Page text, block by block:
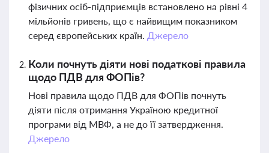
фізичних осіб-підприємців встановлено на рівні 4
мільйонів гривень, що є найвищим показником
серед європейських країн. Джерело
Коли почнуть діяти нові податкові правила
щодо ПДВ для ФОПів?
Нові правила щодо ПДВ для ФОПів почнуть
діяти після отримання Україною кредитної
програми від МВФ, а не до її затвердження.
Джерело